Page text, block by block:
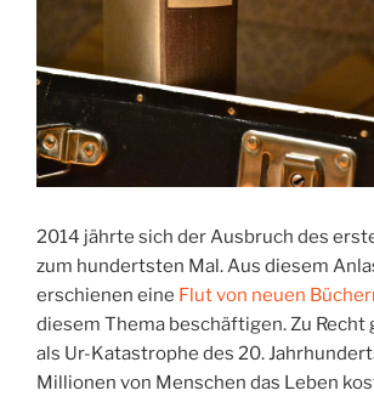
2014 jährte sich der Ausbruch des
zum hundertsten Mal. Aus diesem
erschienen eine Flut von neuen
diesem Thema beschäftigen. Zu
als Ur-Katastrophe des 20.
Millionen von Menschen das Leben